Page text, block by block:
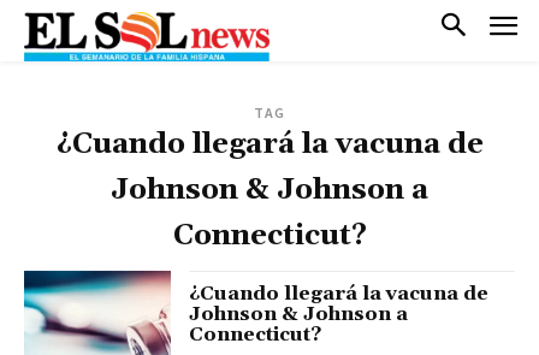
TAG
¿Cuando llegará la vacuna de
Johnson & Johnson a
Connecticut?
¿Cuando llegará la vacuna de
Johnson & Johnson a
Connecticut?